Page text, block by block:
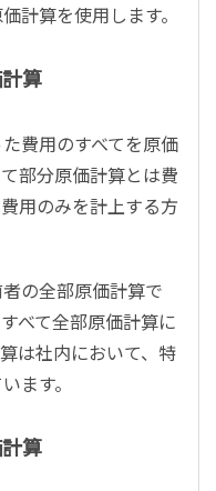
計算を使用します。
算
費用のすべてを原価
部分原価計算とは費
用のみを計上する方
の全部原価計算で
べて全部原価計算に
は社内において、特
ます。
算